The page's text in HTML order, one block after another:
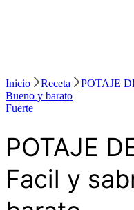
Inicio Receta
POTAJE
Bueno y barato
Fuerte
POTAJE
Facil y